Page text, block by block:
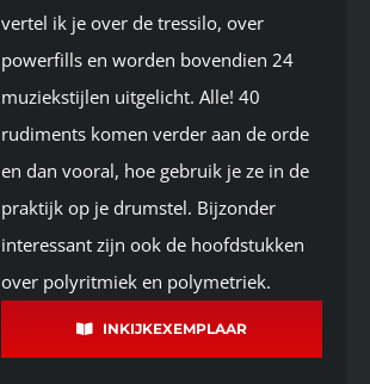
vertel ik je over de tressilo, over
powerfills en worden bovendien 24
muziekstijlen uitgelicht. Alle! 40
rudiments komen verder aan de orde
en dan vooral, hoe gebruik je ze in de
praktijk op je drumstel. Bijzonder
interessant zijn ook de hoofdstukken
over polyritmiek en polymetriek.
INKIJKEXEMPLAAR